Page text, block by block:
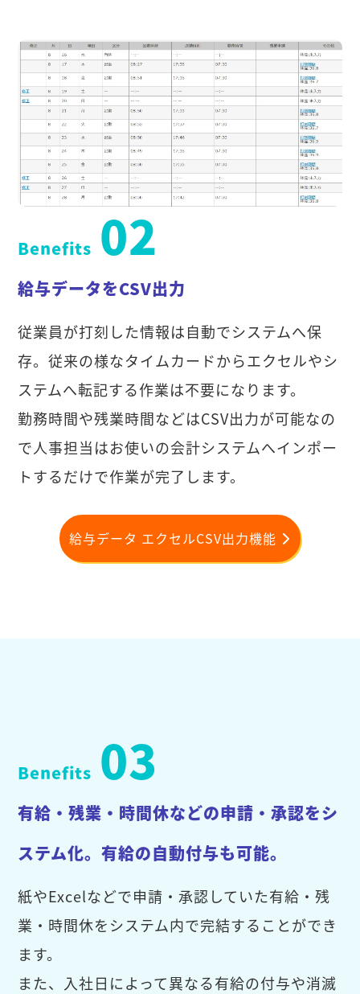
Benefits 02
給与データをCSV出力
従業員が打刻した情報は自動でシステムへ保
存。従来の様なタイムカードからエクセルやシ
ステムへ転記する作業は不要になります。
勤務時間や残業時間などはCSV出力が可能なの
で人事担当はお使いの会計システムへインポー
トするだけで作業が完了します。
給与データ エクセルCSV出力機能
Benefits 03
有給・残業・時間休などの申請・承認をシ
ステム化。有給の自動付与も可能。
紙やExcelなどで申請・承認していた有給・残
業・時間休をシステム内で完結することができ
ます。
また、入社日によって異なる有給の付与や消滅